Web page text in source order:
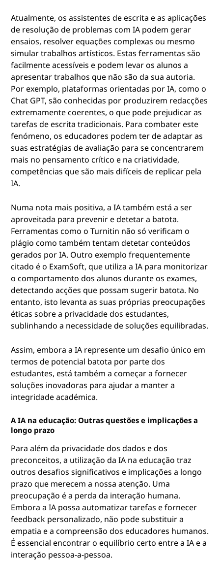
Atualmente, os assistentes de escrita e as aplicações
de resolução de problemas com IA podem gerar
ensaios, resolver equações complexas ou mesmo
simular trabalhos artísticos. Estas ferramentas são
facilmente acessíveis e podem levar os alunos a
apresentar trabalhos que não são da sua autoria.
Por exemplo, plataformas orientadas por IA, como o
Chat GPT, são conhecidas por produzirem redacções
extremamente coerentes, o que pode prejudicar as
tarefas de escrita tradicionais. Para combater este
fenómeno, os educadores podem ter de adaptar as
suas estratégias de avaliação para se concentrarem
mais no pensamento crítico e na criatividade,
competências que são mais difíceis de replicar pela
IA.
Numa nota mais positiva, a IA também está a ser
aproveitada para prevenir e detetar a batota.
Ferramentas como o Turnitin não só verificam o
plágio como também tentam detetar conteúdos
gerados por IA. Outro exemplo frequentemente
citado é o ExamSoft, que utiliza a IA para monitorizar
o comportamento dos alunos durante os exames,
detectando acções que possam sugerir batota. No
entanto, isto levanta as suas próprias preocupações
éticas sobre a privacidade dos estudantes,
sublinhando a necessidade de soluções equilibradas.
Assim, embora a IA represente um desafio único em
termos de potencial batota por parte dos
estudantes, está também a começar a fornecer
soluções inovadoras para ajudar a manter a
integridade académica.
A IA na educação: Outras questões e implicações a
longo prazo
Para além da privacidade dos dados e dos
preconceitos, a utilização da IA na educação traz
outros desafios significativos e implicações a longo
prazo que merecem a nossa atenção. Uma
preocupação é a perda da interação humana.
Embora a IA possa automatizar tarefas e fornecer
feedback personalizado, não pode substituir a
empatia e a compreensão dos educadores humanos.
É essencial encontrar o equilíbrio certo entre a IA e a
interação pessoa-a-pessoa.